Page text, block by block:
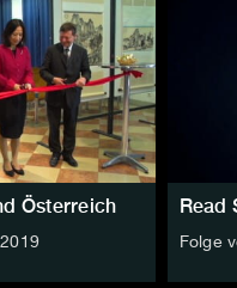
Österreich Read
Folge